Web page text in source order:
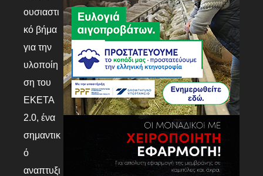
ουσιαστι
κό βήμα
για την
υλοποίη
ση του
ΕΚΕΤΑ
2.0, ένα
σημαντικ
ό
αναπτυξι